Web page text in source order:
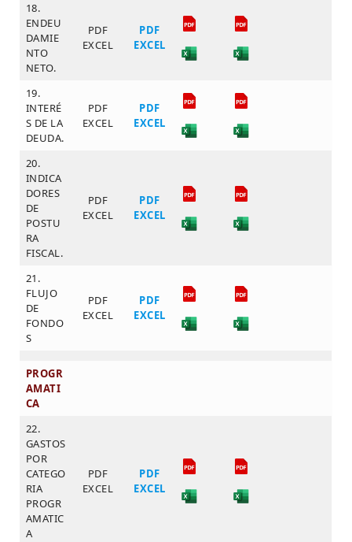
18.
ENDEU
DAMIE
NTO
NETO.
PDF
EXCEL
PDF
EXCEL
19.
INTERÉ
S DE LA
DEUDA.
PDF
EXCEL
PDF
EXCEL
20.
INDICA
DORES
DE
POSTU
RA
FISCAL.
PDF
EXCEL
PDF
EXCEL
21.
FLUJO
DE
FONDO
S
PDF
EXCEL
PDF
EXCEL
PROGR
AMATI
CA
22.
GASTOS
POR
CATEGO
RIA
PROGR
AMATIC
A
PDF
EXCEL
PDF
EXCEL